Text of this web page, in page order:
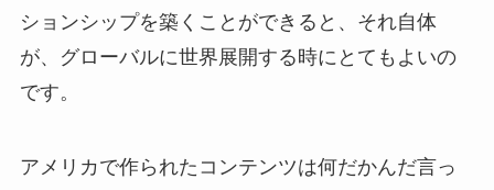
ションシップを築くことができると、それ自体
が、グローバルに世界展開する時にとてもよいの
です。
アメリカで作られたコンテンツは何だかんだ言っ